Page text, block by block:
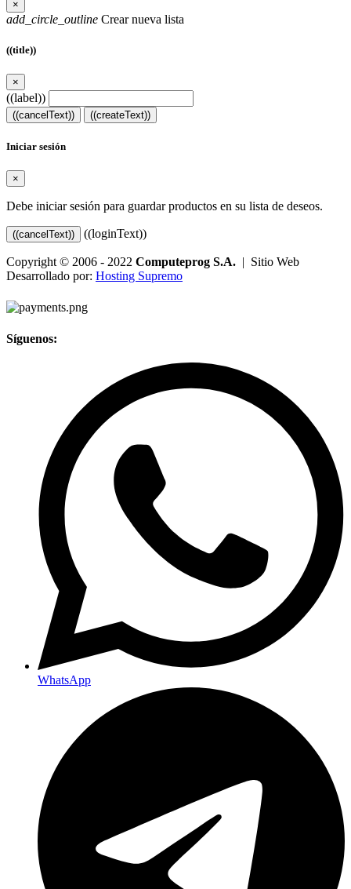
×
add_circle_outline Crear nueva lista
((title))
×
((label))
((cancelText)) ((createText))
Iniciar sesión
×
Debe iniciar sesión para guardar productos en su lista de deseos.
((cancelText)) ((loginText))
Copyright © 2006 - 2022 Computeprog S.A. | Sitio Web
Desarrollado por: Hosting Supremo
Síguenos:
WhatsApp